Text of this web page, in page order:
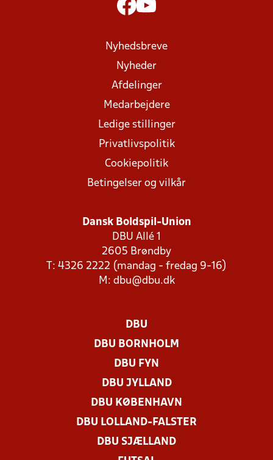
Nyhedsbreve
Nyheder
Afdelinger
Medarbejdere
Ledige stillinger
Privatlivspolitik
Cookiepolitik
Betingelser og vilkår
Dansk Boldspil-Union
DBU Allé 1
2605 Brøndby
T: 4326 2222 (mandag - fredag 9-16)
M: dbu@dbu.dk
DBU
DBU BORNHOLM
DBU FYN
DBU JYLLAND
DBU KØBENHAVN
DBU LOLLAND-FALSTER
DBU SJÆLLAND